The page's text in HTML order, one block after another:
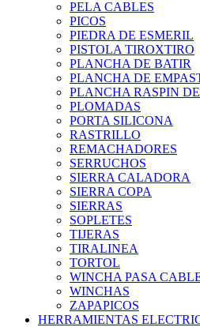
PELA CABLES
PICOS
PIEDRA DE ESMERIL
PISTOLA TIROXTIRO
PLANCHA DE BATIR
PLANCHA DE
PLANCHA RASPIN
PLOMADAS
PORTA SILICONA
RASTRILLO
REMACHADORES
SERRUCHOS
SIERRA CALADORA
SIERRA COPA
SIERRAS
SOPLETES
TIJERAS
TIRALINEA
TORTOL
WINCHA PASA
WINCHAS
ZAPAPICOS
HERRAMIENTAS